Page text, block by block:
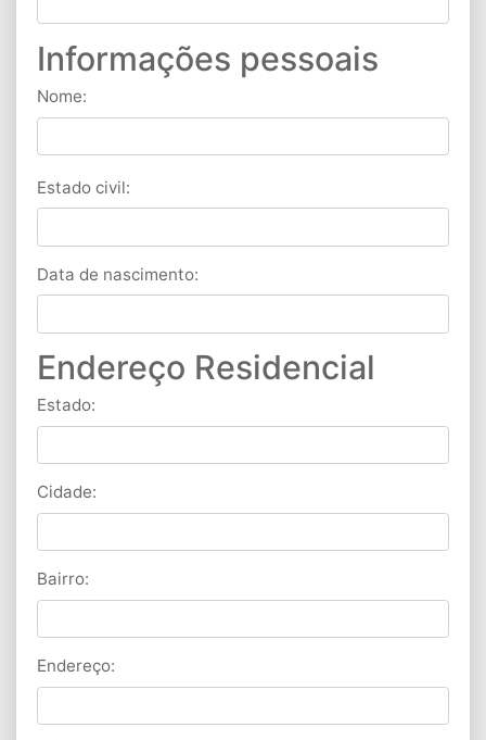
Informações pessoais
Nome:
Estado civil:
Data de nascimento:
Endereço Residencial
Estado:
Cidade:
Bairro:
Endereço: